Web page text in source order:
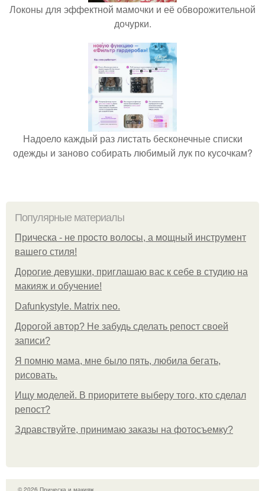
Локоны для эффектной мамочки и её обворожительной
дочурки.
Надоело каждый раз листать бесконечные списки
одежды и заново собирать любимый лук по кусочкам?
Популярные материалы
Прическа - не просто волосы, а мощный инструмент
вашего стиля!
Дорогие девушки, приглашаю вас к себе в студию на
макияж и обучение!
Dafunkystyle. Matrix neo.
Дорогой автор? Не забудь сделать репост своей
записи?
Я помню мама, мне было пять, любила бегать,
рисовать.
Ищу моделей. В приоритете выберу того, кто сделал
репост?
Здравствуйте, принимаю заказы на фотосъемку?
© 2026 Прическа и макияж